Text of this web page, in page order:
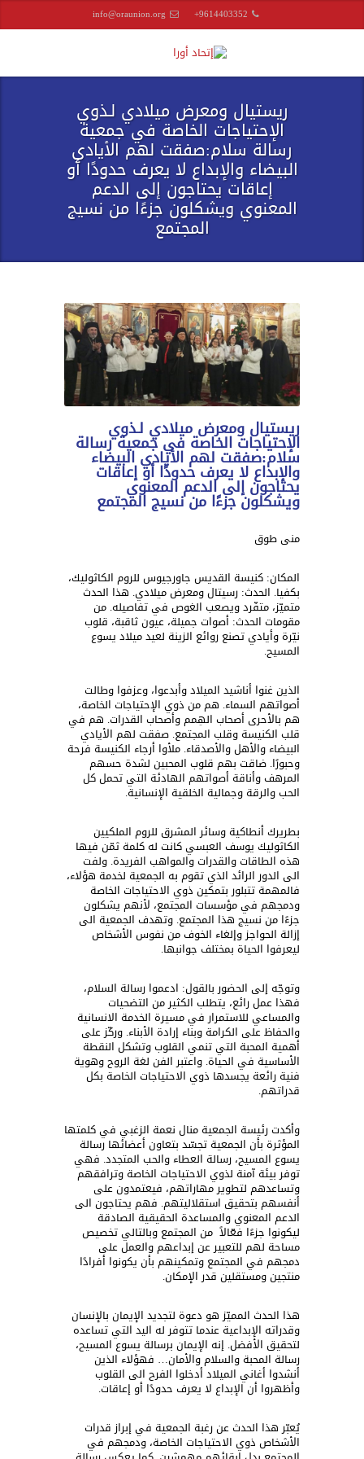
info@oraunion.org +9614403352
ريستيال ومعرض ميلادي لـذوي
الإحتياجات الخاصة في جمعية
رسالة سلام:صفقت لهم الأيادي
البيضاء والإبداع لا يعرف حدودًا أو
إعاقات يحتاجون إلى الدعم
المعنوي ويشكلون جزءًا من نسيج
المجتمع
ريستيال ومعرض ميلادي لـذوي
الإحتياجات الخاصة في جمعية رسالة
سلام:صفقت لهم الأيادي البيضاء
والإبداع لا يعرف حدودًا أو إعاقات
يحتاجون إلى الدعم المعنوي
ويشكلون جزءًا من نسيج المجتمع
منى طوق
المكان: كنيسة القديس جاورجيوس للروم الكاثوليك،
بكفيا. الحدث: رسيتال ومعرض ميلادي. هذا الحدث
متميّز، متفّرد ويصعب الغوص في تفاصيله. من
مقومات الحدث: أصوات جميلة، عيون ثاقبة، قلوب
نيّرة وأيادي تصنع روائع الزينة لعيد ميلاد يسوع
المسيح.
الذين غنوا أناشيد الميلاد وأبدعوا، وعزفوا وطالت
أصواتهم السماء. هم من ذوي الإحتياجات الخاصة،
هم بالأحرى أصحاب الهِمم وأصحاب القدرات. هم في
قلب الكنيسة وقلب المجتمع. صفقت لهم الأيادي
البيضاء والأهل والأصدقاء. ملأوا أرجاء الكنيسة فرحة
وحبورًا. ضاقت بهم قلوب المحبين لشدة حسهم
المرهف وأناقة أصواتهم الهادئة التي تحمل كل
الحب والرقة وجمالية الخلقية الإنسانية.
بطريرك أنطاكية وسائر المشرق للروم الملكيين
الكاثوليك يوسف العبسي كانت له كلمة ثمّن فيها
هذه الطاقات والقدرات والمواهب الفريدة. ولفت
الى الدور الرائد الذي تقوم به الجمعية لخدمة هؤلاء،
فالمهمة تتبلور بتمكين ذوي الاحتياجات الخاصة
ودمجهم في مؤسسات المجتمع، لأنهم يشكلون
جزءًا من نسيج هذا المجتمع. وتهدف الجمعية الى
إزالة الحواجز وإلغاء الخوف من نفوس الأشخاص
ليعرفوا الحياة بمختلف جوانبها.
وتوجّه إلى الحضور بالقول: ادعموا رسالة السلام،
فهذا عمل رائع، يتطلب الكثير من التضحيات
والمساعي للاستمرار في مسيرة الخدمة الانسانية
والحفاظ على الكرامة وبناء إرادة الأبناء. وركّز على
أهمية المحبة التي تنمي القلوب وتشكل النقطة
الأساسية في الحياة. واعتبر الفن لغة الروح وهوية
فنية رائعة يجسدها ذوي الاحتياجات الخاصة بكل
قدراتهم.
وأكدت رئيسة الجمعية منال نعمة الزغبي في كلمتها
المؤثرة بأن الجمعية تجسّد بتعاون أعضائها رسالة
يسوع المسيح، رسالة العطاء والحب المتجدد. فهي
توفر بيئة آمنة لذوي الاحتياجات الخاصة وترافقهم
وتساعدهم لتطوير مهاراتهم، فيعتمدون على
أنفسهم بتحقيق استقلاليتهم. فهم يحتاجون الى
الدعم المعنوي والمساعدة الحقيقية الصادقة
ليكونوا جزءًا فعّالاً من المجتمع وبالتالي تخصيص
مساحة لهم للتعبير عن إبداعهم والعمل على
دمجهم في المجتمع وتمكينهم بأن يكونوا أفرادًا
منتجين ومستقلين قدر الإمكان.
هذا الحدث المميّز هو دعوة لتجديد الإيمان بالإنسان
وقدراته الإبداعية عندما تتوفر له اليد التي تساعده
لتحقيق الأفضل. إنه الإيمان برسالة يسوع المسيح،
رسالة المحبة والسلام والأمان… فهؤلاء الذين
أنشدوا أغاني الميلاد أدخلوا الفرح الى القلوب
وأظهروا أن الإبداع لا يعرف حدودًا أو إعاقات.
يُعبّر هذا الحدث عن رغبة الجمعية في إبراز قدرات
الأشخاص ذوي الاحتياجات الخاصة، ودمجهم في